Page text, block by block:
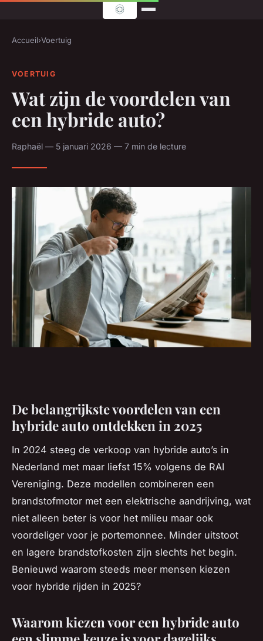
Accueil›Voertuig
VOERTUIG
Wat zijn de voordelen van
een hybride auto?
Raphaël — 5 januari 2026 — 7 min de lecture
De belangrijkste voordelen van een
hybride auto ontdekken in 2025
In 2024 steeg de verkoop van hybride auto’s in
Nederland met maar liefst 15% volgens de RAI
Vereniging. Deze modellen combineren een
brandstofmotor met een elektrische aandrijving, wat
niet alleen beter is voor het milieu maar ook
voordeliger voor je portemonnee. Minder uitstoot
en lagere brandstofkosten zijn slechts het begin.
Benieuwd waarom steeds meer mensen kiezen
voor hybride rijden in 2025?
Waarom kiezen voor een hybride auto